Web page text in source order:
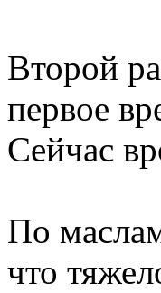
Второй
первое
Сейчас
По
что